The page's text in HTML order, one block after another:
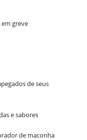
greve
de seus
e sabores
de maconha